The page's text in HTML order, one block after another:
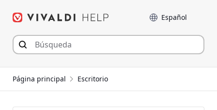
Language
Página principal Escritorio